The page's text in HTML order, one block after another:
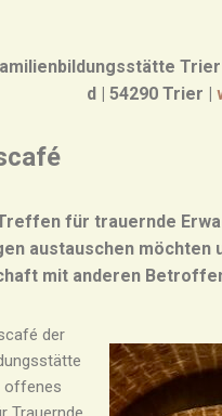
Trier
d | 54290 Trier |
für trauernde
austauschen möchten
mit anderen
der
offenes